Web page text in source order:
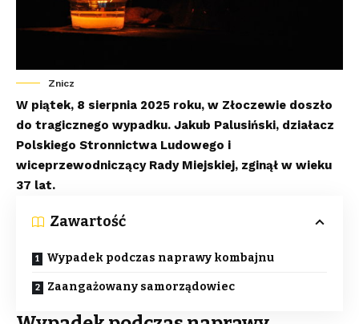
Znicz
W piątek, 8 sierpnia 2025 roku, w Złoczewie doszło
do tragicznego wypadku. Jakub Palusiński, działacz
Polskiego Stronnictwa Ludowego i
wiceprzewodniczący Rady Miejskiej, zginął w wieku
37 lat.
Zawartość
Wypadek podczas naprawy kombajnu
Zaangażowany samorządowiec